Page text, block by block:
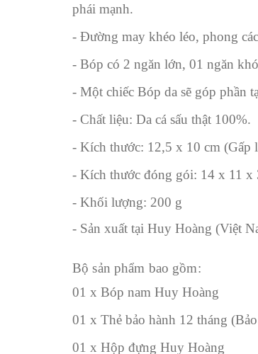
phái mạnh.
- Đường may khéo léo, phong
- Bóp có 2 ngăn lớn, 01 ngăn
- Một chiếc Bóp da sẽ góp phần
- Chất liệu: Da cá sấu thật 100%.
- Kích thước: 12,5 x 10 cm (Gấp
- Kích thước đóng gói: 14 x 11 x
- Khối lượng: 200 g
- Sản xuất tại Huy Hoàng (Việt
Bộ sản phẩm bao gồm:
01 x Bóp nam Huy Hoàng
01 x Thẻ bảo hành 12 tháng
01 x Hộp đựng Huy Hoàng